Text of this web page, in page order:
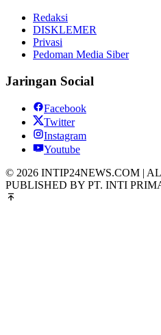
Redaksi
DISKLEMER
Privasi
Pedoman Media Siber
Jaringan Social
Facebook
Twitter
Instagram
Youtube
© 2026 INTIP24NEWS.COM |
PUBLISHED BY PT. INTI